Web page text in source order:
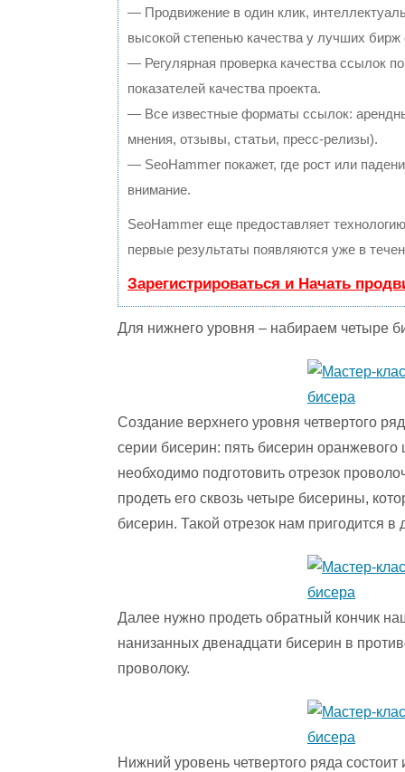
— Продвижение в один клик,
высокой степенью качества у лучших бирж
— Регулярная проверка качества ссылок
показателей качества проекта.
— Все известные форматы ссылок:
мнения, отзывы, статьи, пресс-релизы).
— SeoHammer покажет, где рост или
внимание.
SeoHammer еще предоставляет
первые результаты появляются уже в
Зарегистрироваться и Начать
Для нижнего уровня – набираем четыре
Создание верхнего уровня четвертого
серии бисерин: пять бисерин оранжевого
необходимо подготовить отрезок
продеть его сквозь четыре бисерины,
бисерин. Такой отрезок нам пригодится
Далее нужно продеть обратный кончик
нанизанных двенадцати бисерин в
проволоку.
Нижний уровень четвертого ряда